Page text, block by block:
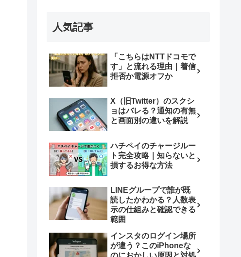
人気記事
「こちらはNTTドコモで
す」と流れる理由｜着信
拒否か電源オフか
X（旧Twitter）のスクシ
ョはバレる？通知の有無
と画面別の違いを解説
ハチペイのチャージルー
ト完全攻略｜知らないと
損するお得な方法
LINEグループで誰が既
読したかわかる？人数表
示の仕組みと確認できる
範囲
インスタのログイン場所
が違う？このiPhoneな